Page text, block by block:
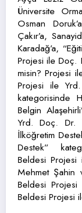
Üniversite
Osman
Çakır’a,
Karadağ’a,
Projesi ile Doç.
misin? Projesi
Projesi ile
kategorisinde
Belgin
Yrd. Doç. Dr.
İlköğretim
Destek”
Beldesi
Mehmet Şahin
Beldesi
Beldesi Projesi